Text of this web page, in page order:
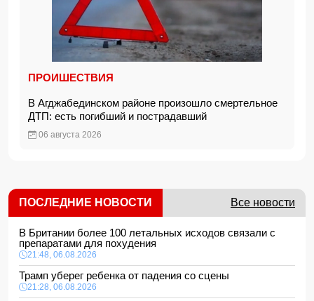
ПРОИШЕСТВИЯ
В Агджабединском районе произошло смертельное
ДТП: есть погибший и пострадавший
06 августа 2026
ПОСЛЕДНИЕ НОВОСТИ Все новости
В Британии более 100 летальных исходов связали с
препаратами для похудения
21:48, 06.08.2026
Трамп уберег ребенка от падения со сцены
21:28, 06.08.2026